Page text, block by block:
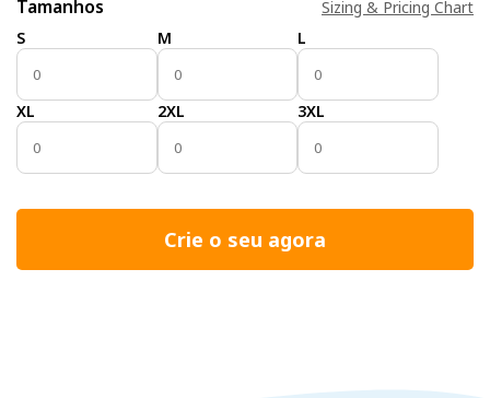
Tamanhos
Sizing & Pricing Chart
S
M L
XL 2XL 3XL
Crie o seu agora